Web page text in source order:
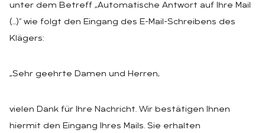
unter dem Betreff „Automatische Antwort auf Ihre Mail
(…)“ wie folgt den Eingang des E-Mail-Schreibens des
Klägers:
„Sehr geehrte Damen und Herren,
vielen Dank für Ihre Nachricht. Wir bestätigen Ihnen
hiermit den Eingang Ihres Mails. Sie erhalten